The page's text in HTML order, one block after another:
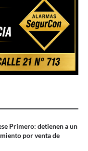
Primero: detienen a un
por venta de